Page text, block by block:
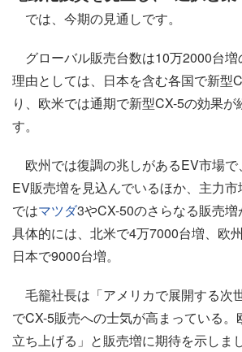
では、今期の見通しです。
グローバル販売台数は10万2000台増
理由としては、日本を含む各国で新型
り、欧米では通期で新型CX-5の効果が
す。
欧州では復調の兆しがあるEV市場で、
EV販売増を見込んでいるほか、主力
ではマツダ3やCX-50のさらなる販売増
具体的には、北米で4万7000台増、欧
日本で9000台増。
毛籠社長は「アメリカで展開する次
でCX-5販売への士気が高まっている。
立ち上げる」と販売増に期待を示しまし